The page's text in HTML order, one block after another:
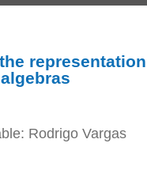
representation
Rodrigo Vargas